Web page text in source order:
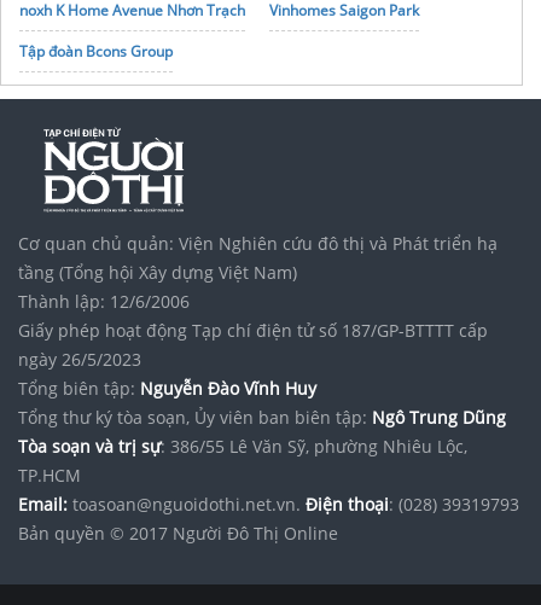
noxh K Home Avenue Nhơn Trạch
Vinhomes Saigon Park
Tập đoàn Bcons Group
Cơ quan chủ quản: Viện Nghiên cứu đô thị và Phát triển hạ
tầng (Tổng hội Xây dựng Việt Nam)
Thành lập: 12/6/2006
Giấy phép hoạt động Tạp chí điện tử số 187/GP-BTTTT cấp
ngày 26/5/2023
Tổng biên tập: Nguyễn Đào Vĩnh Huy
Tổng thư ký tòa soạn, Ủy viên ban biên tập: Ngô Trung Dũng
Tòa soạn và trị sự: 386/55 Lê Văn Sỹ, phường Nhiêu Lộc,
TP.HCM
Email: toasoan@nguoidothi.net.vn. Điện thoại: (028) 39319793
Bản quyền © 2017 Người Đô Thị Online